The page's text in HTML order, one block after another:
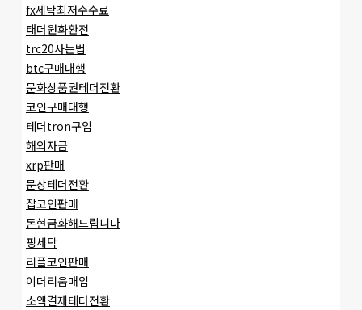
fx세탁최저수수료
태더원화환전
trc20사는법
btc구매대행
문화상품권테더전환
코인구매대행
테더tron구입
해외자금
xrp판매
문상테더전환
잡코인판매
돈현금화해드립니다
핑세탁
리플코인판매
이더리움매입
소액결제테더전환